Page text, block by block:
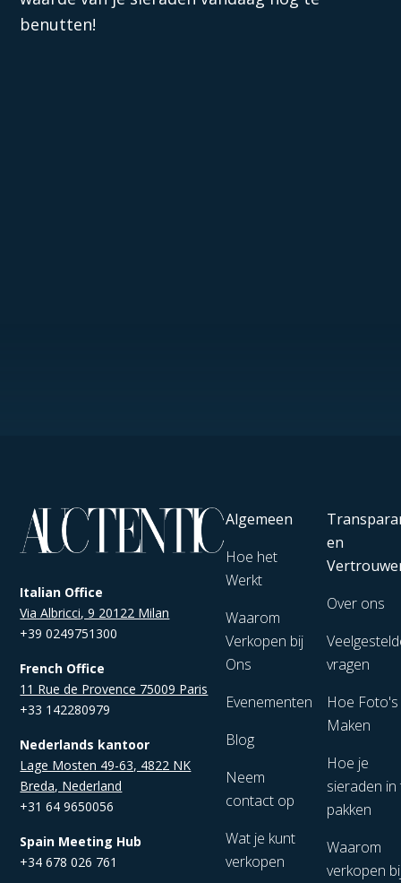
benutten!
Italian Office
Via Albricci, 9 20122 Milan
+39 0249751300
French Office
11 Rue de Provence 75009 Paris
+33 142280979
Nederlands kantoor
Lage Mosten 49-63, 4822 NK
Breda, Nederland
+31 64 9650056
Spain Meeting Hub
+34 678 026 761
Algemeen
Hoe het
Werkt
Waarom
Verkopen bij
Ons
Evenementen
Blog
Neem
contact op
Wat je kunt
verkopen
en
Over ons
vragen
Hoe
Maken
Hoe je
sieraden in
pakken
Waarom
verkopen